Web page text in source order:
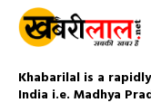
Khabarilal is a
India i.e. Madhya